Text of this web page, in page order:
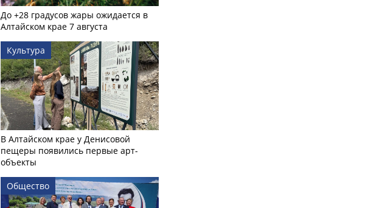
До +28 градусов жары ожидается в
Алтайском крае 7 августа
Культура
В Алтайском крае у Денисовой
пещеры появились первые арт-
объекты
Общество